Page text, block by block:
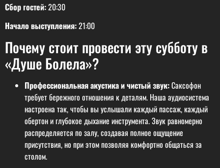
Сбор гостей:20:30
Начало выступления:21:00
Почему стоит провести эту субботу в
«Душе Болела»?
Профессиональная акустика и чистый звук:Саксофон
требует бережного отношения к деталям. Наша аудиосистема
настроена так, чтобы вы услышали каждый пассаж, каждый
обертон и глубокое дыхание инструмента. Звук равномерно
распределяется по залу, создавая полное ощущение
присутствия, но при этом позволяя комфортно общаться за
столом.